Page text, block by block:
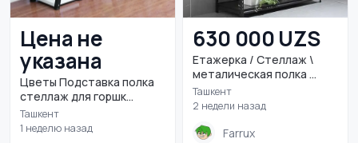
Освещение Кухонные гарнитуры
Цена не
указана
Цветы Подставка полка
стеллаж для горшк...
Ташкент
1 неделю назад
630 000 UZS
Етажерка / Стеллаж \
металическая полка ...
Ташкент
2 недели назад
Farrux